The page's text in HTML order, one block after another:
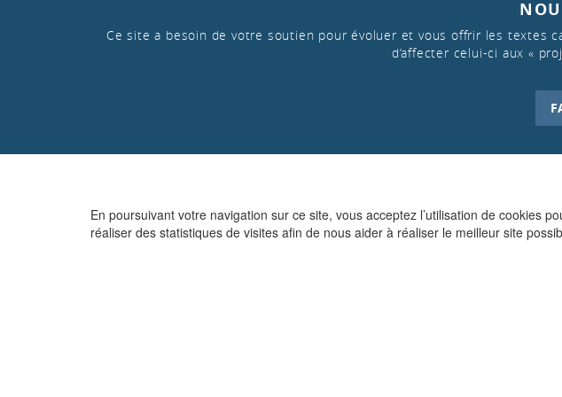
En poursuivant votre navigation sur ce site, vous acceptez l’utilisation de cookies
réaliser des statistiques de visites afin de nous aider à réaliser le meilleur site
Ce site a besoin de votre soutien pour évoluer et vous offrir les textes
d’affecter celui-ci aux «